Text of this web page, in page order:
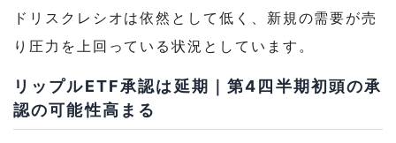
ドリスクレシオは依然として低く、新規の需要が売
り圧力を上回っている状況としています。
リップルETF承認は延期｜第4四半期初頭の承
認の可能性高まる